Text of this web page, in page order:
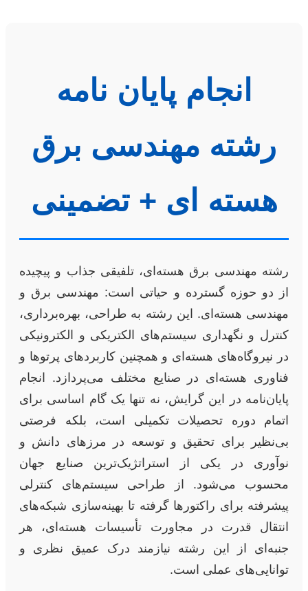
انجام پایان نامه
رشته مهندسی برق
هسته ای + تضمینی
رشته مهندسی برق هسته‌ای، تلفیقی جذاب و پیچیده
از دو حوزه گسترده و حیاتی است: مهندسی برق و
مهندسی هسته‌ای. این رشته به طراحی، بهره‌برداری،
کنترل و نگهداری سیستم‌های الکتریکی و الکترونیکی
در نیروگاه‌های هسته‌ای و همچنین کاربردهای پرتوها و
فناوری هسته‌ای در صنایع مختلف می‌پردازد. انجام
پایان‌نامه در این گرایش، نه تنها یک گام اساسی برای
اتمام دوره تحصیلات تکمیلی است، بلکه فرصتی
بی‌نظیر برای تحقیق و توسعه در مرزهای دانش و
نوآوری در یکی از استراتژیک‌ترین صنایع جهان
محسوب می‌شود. از طراحی سیستم‌های کنترلی
پیشرفته برای راکتورها گرفته تا بهینه‌سازی شبکه‌های
انتقال قدرت در مجاورت تأسیسات هسته‌ای، هر
جنبه‌ای از این رشته نیازمند درک عمیق نظری و
توانایی‌های عملی است.